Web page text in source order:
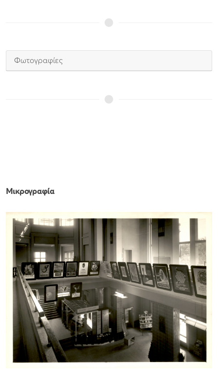
Φωτογραφίες
Μικρογραφία